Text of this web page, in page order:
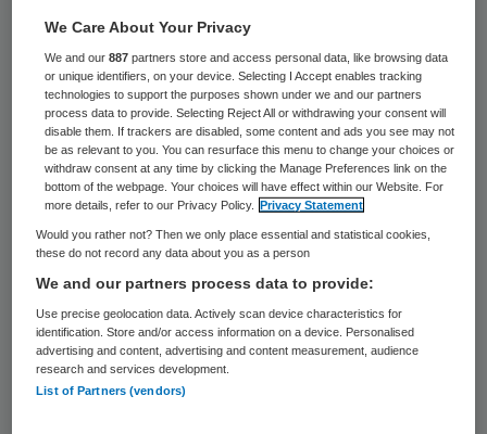
De Gelderlander.
Met de fusie ontstaat een GGD-regio met
achttien gemeenten. Die vallen samen met
de Veiligheidsregio Gelderland-Zuid, waar
ook de politie en brandweer zijn
ondergebracht. Door de samenvoeging
moet de aansturing van de publieke zorg
rond ongevallen, rampen en uitbraken van
infectieziekten beter worden.
Zuiniger
We Care About Your Privacy
We and our887 partners store and access personal data, like browsing data
or unique identifiers, on your device. Selecting I Accept enables tracking
technologies to support the purposes shown under we and our partners
process data to provide. Selecting Reject All or withdrawing your consent will
disable them. If trackers are disabled, some content and ads you see may not
be as relevant to you. You can resurface this menu to change your choices or
withdraw consent at any time by clicking the Manage Preferences link on the
bottom of the webpage. Your choices will have effect within our Website. For
more details, refer to our Privacy Policy.
Privacy Statement
Would you rather not? Then we only place essential and statistical cookies,
these do not record any data about you as a person
We and our partners process data to provide:
Use precise geolocation data. Actively scan device characteristics for
identification. Store and/or access information on a device. Personalised
advertising and content, advertising and content measurement, audience
research and services development.
List of Partners (vendors)